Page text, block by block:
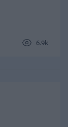
6.9k